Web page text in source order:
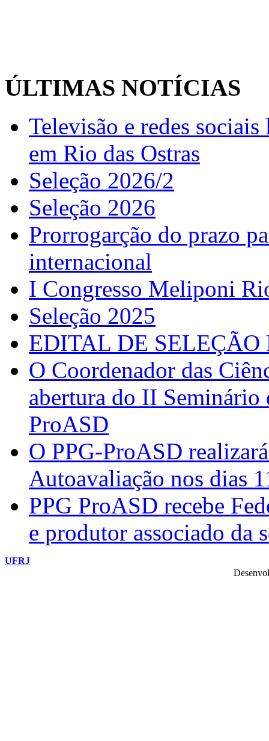
ÚLTIMAS NOTÍCIAS
Televisão e redes
em Rio das Ostras
Seleção 2026/2
Seleção 2026
Prorrogarção do prazo
internacional
I Congresso Meliponi
Seleção 2025
EDITAL DE SELEÇÃO
O Coordenador das
abertura do II Seminário
ProASD
O PPG-ProASD
Autoavaliação nos dias
PPG ProASD recebe
e produtor associado da
UFRJ